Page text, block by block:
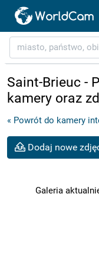
Saint-Brieuc -
kamery oraz
« Powrót do kamery
Dodaj nowe
Galeria